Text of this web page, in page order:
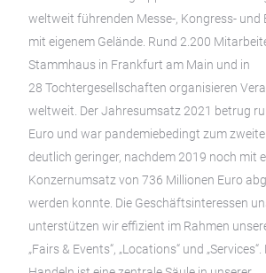
weltweit führenden Messe-, Kongress- und
mit eigenem Gelände. Rund 2.200
Stammhaus in Frankfurt am Main und in
28 Tochtergesellschaften organisieren
weltweit. Der Jahresumsatz 2021 betrug
Euro und war pandemiebedingt zum
deutlich geringer, nachdem 2019 noch mit
Konzernumsatz von 736 Millionen Euro
werden konnte. Die Geschäftsinteressen
unterstützen wir effizient im Rahmen
„Fairs & Events“, „Locations“ und